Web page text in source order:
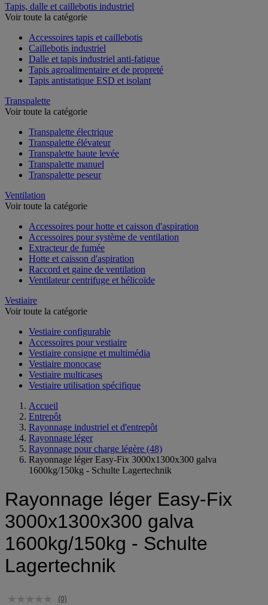
Tapis, dalle et caillebotis industriel
Voir toute la catégorie
Accessoires tapis et caillebotis
Caillebotis industriel
Dalle et tapis industriel anti-fatigue
Tapis agroalimentaire et de propreté
Tapis antistatique ESD et isolant
Transpalette
Voir toute la catégorie
Transpalette électrique
Transpalette élévateur
Transpalette haute levée
Transpalette manuel
Transpalette peseur
Ventilation
Voir toute la catégorie
Accessoires pour hotte et caisson d'aspiration
Accessoires pour système de ventilation
Extracteur de fumée
Hotte et caisson d'aspiration
Raccord et gaine de ventilation
Ventilateur centrifuge et hélicoïde
Vestiaire
Voir toute la catégorie
Vestiaire configurable
Accessoires pour vestiaire
Vestiaire consigne et multimédia
Vestiaire monocase
Vestiaire multicases
Vestiaire utilisation spécifique
Accueil
Entrepôt
Rayonnage industriel et d'entrepôt
Rayonnage léger
Rayonnage pour charge légère (48)
Rayonnage léger Easy-Fix 3000x1300x300 galva
1600kg/150kg - Schulte Lagertechnik
Rayonnage léger Easy-Fix
3000x1300x300 galva
1600kg/150kg - Schulte
Lagertechnik
(0)